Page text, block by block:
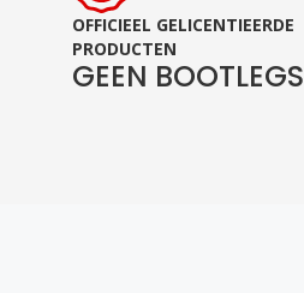
OFFICIEEL GELICENTIEERDE
PRODUCTEN
GEEN BOOTLEGS